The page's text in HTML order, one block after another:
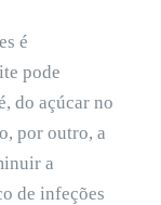
é
pode
do açúcar no
por outro, a
a
de infeções